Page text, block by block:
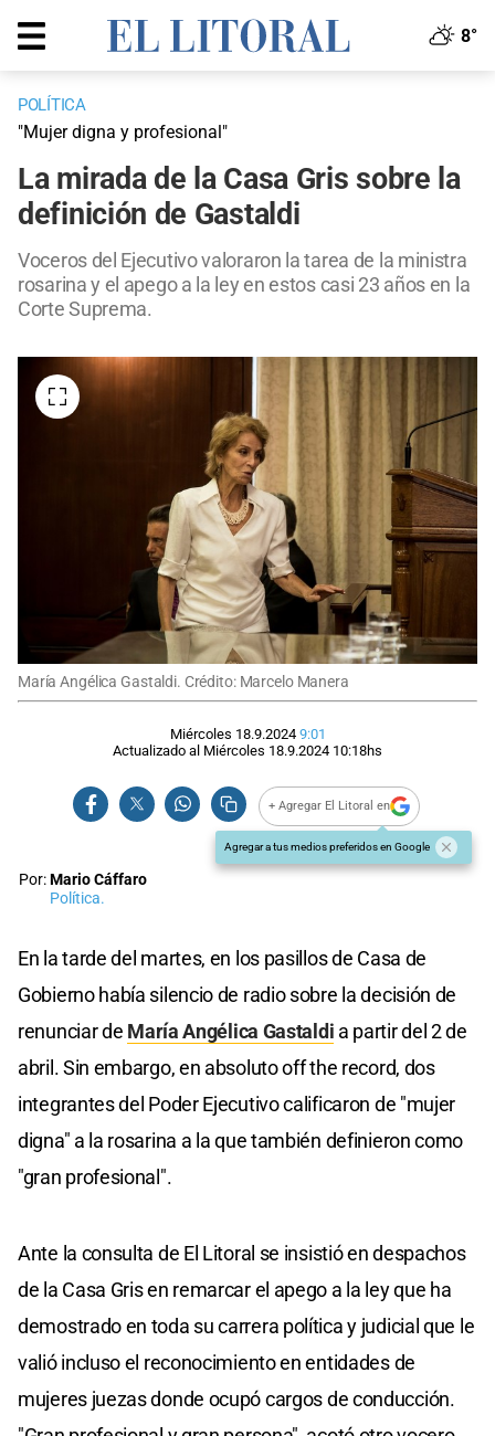
8°
POLÍTICA
"Mujer digna y profesional"
La mirada de la Casa Gris sobre la
definición de Gastaldi
Voceros del Ejecutivo valoraron la tarea de la ministra
rosarina y el apego a la ley en estos casi 23 años en la
Corte Suprema.
María Angélica Gastaldi. Crédito: Marcelo Manera
Miércoles 18.9.2024 9:01
Actualizado al Miércoles 18.9.2024 10:18hs
+ Agregar El Litoral en
Agregar a tus medios preferidos en Google
Por:Mario Cáffaro
Política.
En la tarde del martes, en los pasillos de Casa de
Gobierno había silencio de radio sobre la decisión de
renunciar de María Angélica Gastaldi a partir del 2 de
abril. Sin embargo, en absoluto off the record, dos
integrantes del Poder Ejecutivo calificaron de "mujer
digna" a la rosarina a la que también definieron como
"gran profesional".
Ante la consulta de El Litoral se insistió en despachos
de la Casa Gris en remarcar el apego a la ley que ha
demostrado en toda su carrera política y judicial que le
valió incluso el reconocimiento en entidades de
mujeres juezas donde ocupó cargos de conducción.